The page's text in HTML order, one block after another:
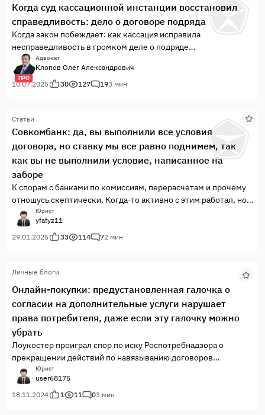
Когда суд кассационной инстанции восстановил
справедливость: дело о договоре подряда
Когда закон побеждает: как кассация исправила
несправедливость в громком деле о подряде
Представьте: вы выполнили работу, но заказчик внезапно
разрывает договор, требует вернуть аванс и миллион рублей
убытков — а суды первой и апелляционной инстанций встают
ПРО
Адвокат
Клопов Олег Александрович
10.07.2025
30 127 193 мин
Статьи
Совкомбанк: да, вы выполнили все условия
договора, но ставку мы все равно поднимем, так
как вы не выполнили условие, написанное на
заборе
К спорам с банками по комиссиям, перерасчетам и прочему
отношусь скептически. Когда-то активно с этим работал, но
сейчас практика по стране, мягко говоря, не очень. Банки
стали хитрее. Часто все сводится к тому, что человек сам
подписывает непонятно что с непонятно какими условиями,
Юрист
yfafyz11
29.01.2025
33 114 72 мин
Личные блоги
Онлайн-покупки: предустановленная галочка о
согласии на дополнительные услуги нарушает
права потребителя, даже если эту галочку можно
убрать
Лоукостер проиграл спор по иску Роспотребнадзора о
прекращении действий по навязыванию договоров
страхования при покупке авиабилета дистанционным
способом. Ведомство - после жалоб потребителей -
попыталось само воспроизвести действия по дистанционной
Юрист
user68175
18.11.2024
1 11 03 мин